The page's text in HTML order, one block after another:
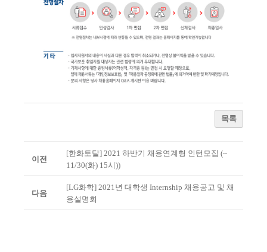
목록
이전
[한화토탈] 2021 하반기 채용연계형 인턴모집 (~
11/30(화) 15시))
다음
[LG화학] 2021년 대학생 Internship 채용공고 및 채
용설명회